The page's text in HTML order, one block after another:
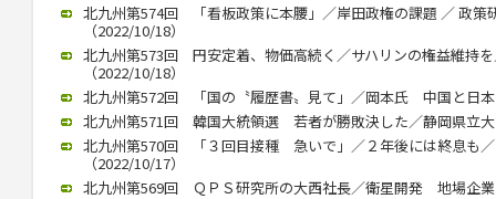
北九州第574回 「看板政策に本腰」／岸田政権の課題 ／ 政策
（2022/10/18）
北九州第573回 円安定着、物価高続く／サハリンの権益維持
（2022/10/18）
北九州第572回 「国の〝履歴書〟見て」／岡本氏 中国と日
北九州第571回 韓国大統領選 若者が勝敗決した／静岡県立
北九州第570回 「３回目接種 急いで」／２年後には終息も
（2022/10/17）
北九州第569回 ＱＰＳ研究所の大西社長／衛星開発 地場企